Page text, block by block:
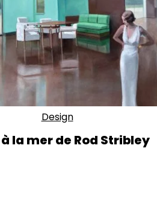
Design
à la mer de Rod Stribley